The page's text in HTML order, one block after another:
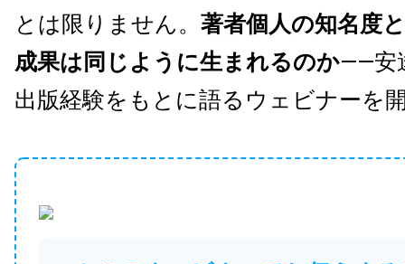
とは限りません。 著者個人の知名度
成果は同じように生まれるのか——安
出版経験をもとに語るウェビナーを